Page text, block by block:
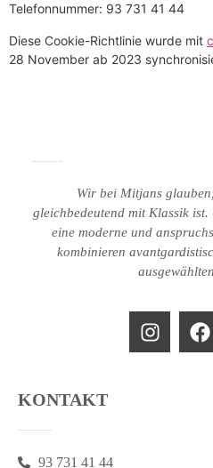
Telefonnummer: 93 731 41 44
Diese Cookie-Richtlinie wurde mit
28 November ab 2023
Wir bei Mitjans
gleichbedeutend mit Klassik ist.
eine moderne und
kombinieren
KONTAKT
93 731 41 44